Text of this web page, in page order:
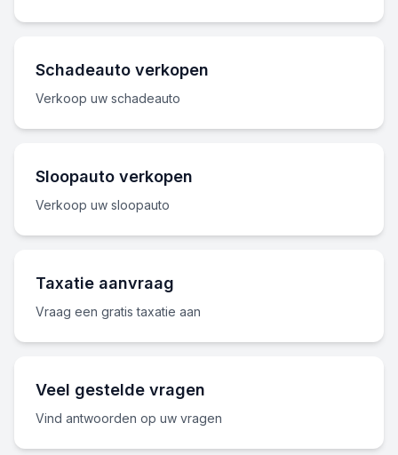
Schadeauto verkopen
Verkoop uw schadeauto
Sloopauto verkopen
Verkoop uw sloopauto
Taxatie aanvraag
Vraag een gratis taxatie aan
Veel gestelde vragen
Vind antwoorden op uw vragen